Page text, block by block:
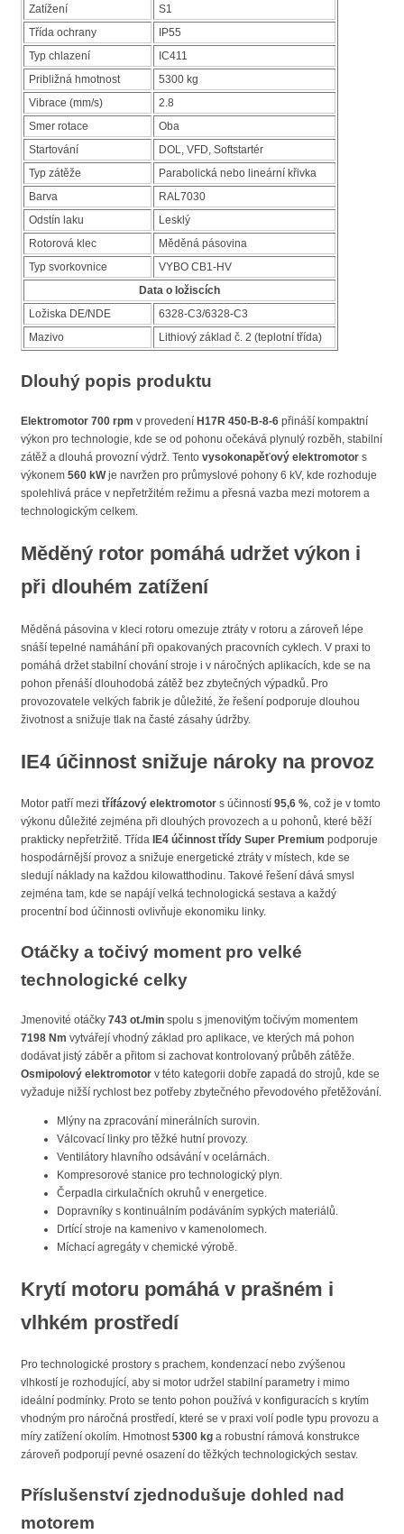
Zatížení
S1
Třída ochrany
IP55
Typ chlazení
IC411
Približná hmotnost
5300 kg
Vibrace (mm/s)
2.8
Smer rotace
Oba
Startování
DOL, VFD, Softstartér
Typ zátěže
Parabolická nebo lineární křivka
Barva
RAL7030
Odstín laku
Lesklý
Rotorová klec
Měděná pásovina
Typ svorkovnice
VYBO CB1-HV
Data o ložiscích
Ložiska DE/NDE
6328-C3/6328-C3
Mazivo
Lithiový základ č. 2 (teplotní třída)
Dlouhý popis produktu
Elektromotor 700 rpm v provedení H17R 450-B-8-6 přináší kompaktní
výkon pro technologie, kde se od pohonu očekává plynulý rozběh, stabilní
zátěž a dlouhá provozní výdrž. Tento vysokonapěťový elektromotor s
výkonem 560 kWje navržen pro průmyslové pohony 6 kV, kde rozhoduje
spolehlivá práce v nepřetržitém režimu a přesná vazba mezi motorem a
technologickým celkem.
Měděný rotor pomáhá udržet výkon i
při dlouhém zatížení
Měděná pásovina v kleci rotoru omezuje ztráty v rotoru a zároveň lépe
snáší tepelné namáhání při opakovaných pracovních cyklech. V praxi to
pomáhá držet stabilní chování stroje i v náročných aplikacích, kde se na
pohon přenáší dlouhodobá zátěž bez zbytečných výpadků. Pro
provozovatele velkých fabrik je důležité, že řešení podporuje dlouhou
životnost a snižuje tlak na časté zásahy údržby.
IE4 účinnost snižuje nároky na provoz
Motor patří mezi třífázový elektromotor s účinností 95,6 %, což je v tomto
výkonu důležité zejména při dlouhých provozech a u pohonů, které běží
prakticky nepřetržitě. Třída IE4 účinnost třídy Super Premium podporuje
hospodárnější provoz a snižuje energetické ztráty v místech, kde se
sledují náklady na každou kilowatthodinu. Takové řešení dává smysl
zejména tam, kde se napájí velká technologická sestava a každý
procentní bod účinnosti ovlivňuje ekonomiku linky.
Otáčky a točivý moment pro velké
technologické celky
Jmenovité otáčky 743 ot./min spolu s jmenovitým točivým momentem
7198 Nm vytvářejí vhodný základ pro aplikace, ve kterých má pohon
dodávat jistý záběr a přitom si zachovat kontrolovaný průběh zátěže.
Osmipolový elektromotor v této kategorii dobře zapadá do strojů, kde se
vyžaduje nižší rychlost bez potřeby zbytečného převodového přetěžování.
Mlýny na zpracování minerálních surovin.
Válcovací linky pro těžké hutní provozy.
Ventilátory hlavního odsávání v ocelárnách.
Kompresorové stanice pro technologický plyn.
Čerpadla cirkulačních okruhů v energetice.
Dopravníky s kontinuálním podáváním sypkých materiálů.
Drtící stroje na kamenivo v kamenolomech.
Míchací agregáty v chemické výrobě.
Krytí motoru pomáhá v prašném i
vlhkém prostředí
Pro technologické prostory s prachem, kondenzací nebo zvýšenou
vlhkostí je rozhodující, aby si motor udržel stabilní parametry i mimo
ideální podmínky. Proto se tento pohon používá v konfiguracích s krytím
vhodným pro náročná prostředí, které se v praxi volí podle typu provozu a
míry zatížení okolím. Hmotnost5300 kg a robustní rámová konstrukce
zároveň podporují pevné osazení do těžkých technologických sestav.
Příslušenství zjednodušuje dohled nad
motorem